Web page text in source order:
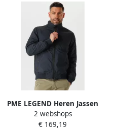
PME LEGEND Heren Jassen
Flight Jacket Raider Shader
Blauw
2 webshops
€ 169,19